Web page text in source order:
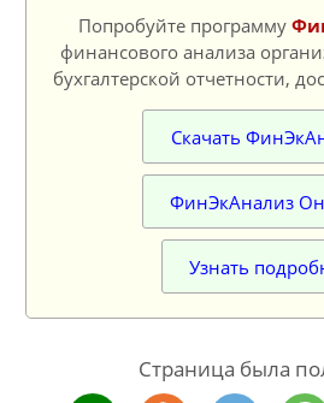
Попробуйте программу
финансового анализа
бухгалтерской отчетности,
Скачать
ФинЭкАнализ
Узнать
Страница была